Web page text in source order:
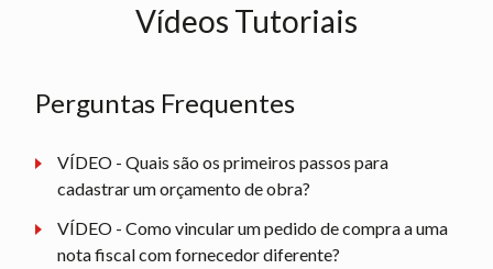
Vídeos Tutoriais
Perguntas Frequentes
VÍDEO - Quais são os primeiros passos para
cadastrar um orçamento de obra?
VÍDEO - Como vincular um pedido de compra a uma
nota fiscal com fornecedor diferente?